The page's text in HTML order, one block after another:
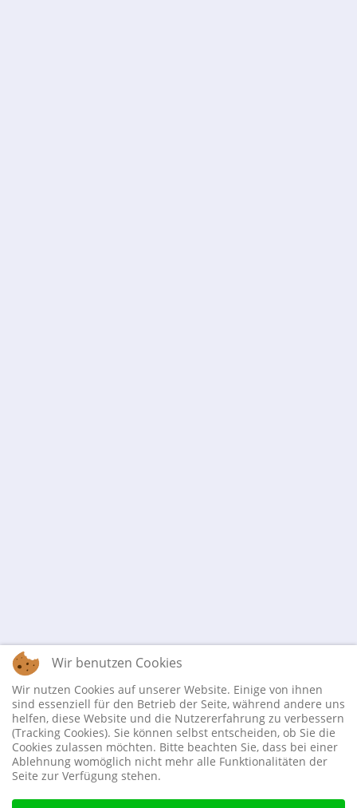
Wir benutzen Cookies
Wir nutzen Cookies auf unserer Website. Einige von ihnen
sind essenziell für den Betrieb der Seite, während andere uns
helfen, diese Website und die Nutzererfahrung zu verbessern
(Tracking Cookies). Sie können selbst entscheiden, ob Sie die
Cookies zulassen möchten. Bitte beachten Sie, dass bei einer
Ablehnung womöglich nicht mehr alle Funktionalitäten der
Seite zur Verfügung stehen.